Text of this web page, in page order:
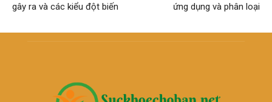
gây ra và các kiểu đột biến
ứng dụng và phân loại